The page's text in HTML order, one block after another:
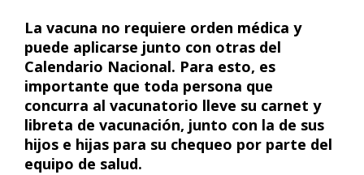
La vacuna no requiere orden médica y
puede aplicarse junto con otras del
Calendario Nacional. Para esto, es
importante que toda persona que
concurra al vacunatorio lleve su carnet y
libreta de vacunación, junto con la de sus
hijos e hijas para su chequeo por parte del
equipo de salud.